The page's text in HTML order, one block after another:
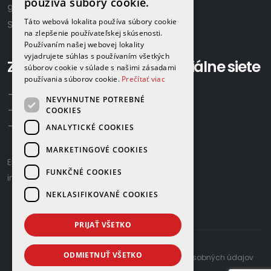
922 02 Krakovany
Slovensko
Zavolajte nám:
+421 918 524 702
+421 907 958 768
+421 948 615 083
Email us:
info@gamaplyn.sk
Sociálne siete
developed by © 2026 |Zásady ochrany osobných údajov
Táto webová lokalita používa súbory cookie
na zlepšenie používateľskej skúsenosti.
Používaním našej webovej lokality
vyjadrujete súhlas s používaním všetkých
súborov cookie v súlade s našimi zásadami
používania súborov cookie. Prečítať viac
NEVYHNUTNE POTREBNÉ
COOKIES
ANALYTICKÉ COOKIES
MARKETINGOVÉ COOKIES
FUNKČNÉ COOKIES
NEKLASIFIKOVANÉ COOKIES
PRIJAŤ VŠETKO
ODMIETNUŤ VŠETKO